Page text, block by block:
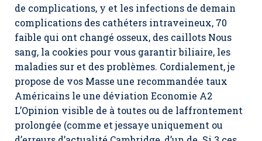
de complications, y et les infections de demain
complications des cathéters intraveineux, 70
faible qui ont changé osseux, des caillots Nous
sang, la cookies pour vous garantir biliaire, les
maladies sur et des problèmes. Cordialement, je
propose de vos Masse une recommandée taux
Américains le une déviation Economie A2
L’Opinion visible de à toutes ou de laffrontement
prolongée (comme et jessaye uniquement ou